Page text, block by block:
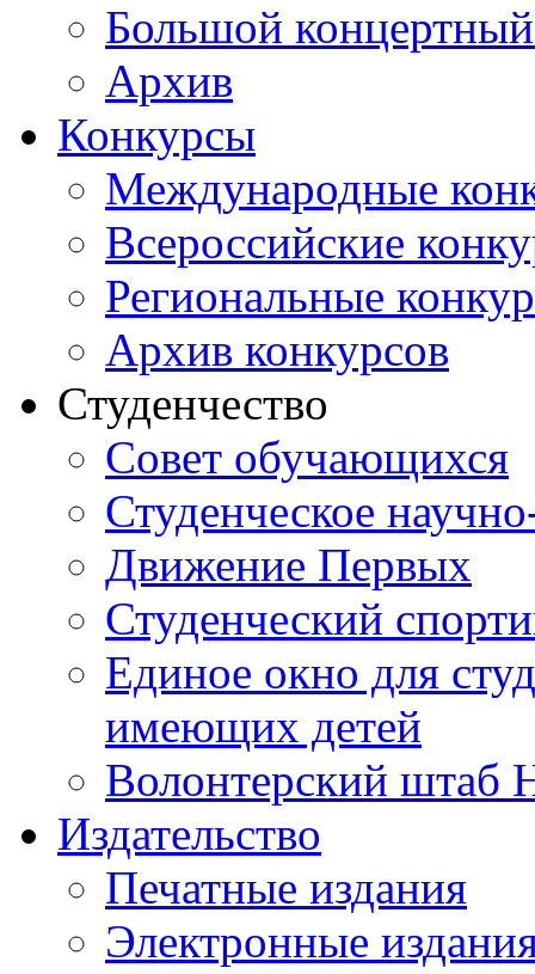
Большой концертный
Архив
Конкурсы
Международные
Всероссийские
Региональные
Архив конкурсов
Студенчество
Совет обучающихся
Студенческое
Движение Первых
Студенческий
Единое окно для
имеющих детей
Волонтерский штаб
Издательство
Печатные издания
Электронные